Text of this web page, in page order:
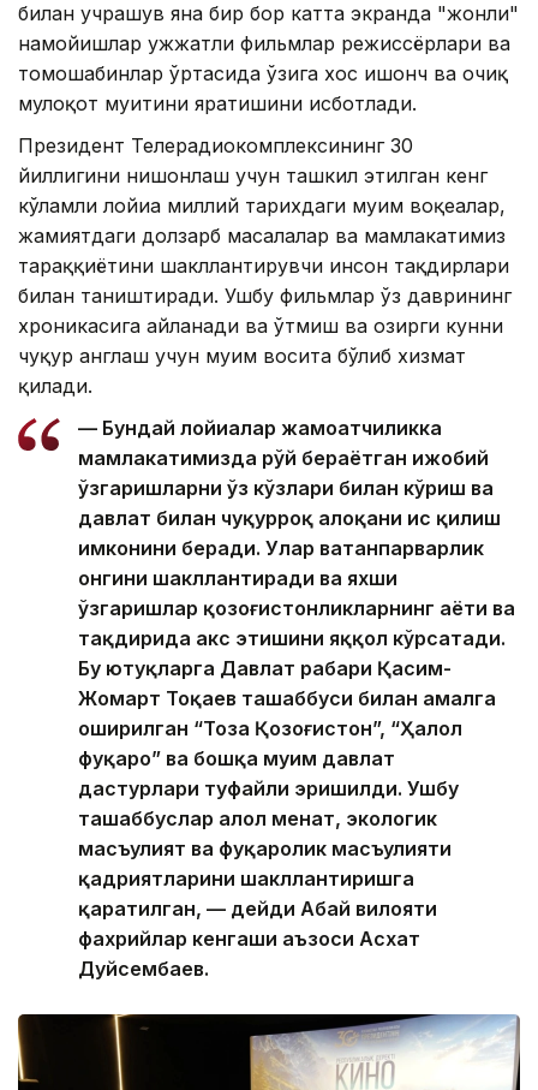
билан учрашув яна бир бор катта экранда "жонли"
намойишлар ҳужжатли фильмлар режиссёрлари ва
томошабинлар ўртасида ўзига хос ишонч ва очиқ
мулоқот муҳитини яратишини исботлади.
Президент Телерадиокомплексининг 30
йиллигини нишонлаш учун ташкил этилган кенг
кўламли лойиҳа миллий тарихдаги муҳим воқеалар,
жамиятдаги долзарб масалалар ва мамлакатимиз
тараққиётини шакллантирувчи инсон тақдирлари
билан таништиради. Ушбу фильмлар ўз даврининг
хроникасига айланади ва ўтмиш ва ҳозирги кунни
чуқур англаш учун муҳим восита бўлиб хизмат
қилади.
— Бундай лойиҳалар жамоатчиликка
мамлакатимизда рўй бераётган ижобий
ўзгаришларни ўз кўзлари билан кўриш ва
давлат билан чуқурроқ алоқани ҳис қилиш
имконини беради. Улар ватанпарварлик
онгини шакллантиради ва яхши
ўзгаришлар қозоғистонликларнинг ҳаёти ва
тақдирида акс этишини яққол кўрсатади.
Бу ютуқларга Давлат раҳбари Қасим-
Жомарт Тоқаев ташаббуси билан амалга
оширилган “Тоза Қозоғистон”, “Ҳалол
фуқаро” ва бошқа муҳим давлат
дастурлари туфайли эришилди. Ушбу
ташаббуслар ҳалол меҳнат, экологик
масъулият ва фуқаролик масъулияти
қадриятларини шакллантиришга
қаратилган, — дейди Абай вилояти
фахрийлар кенгаши аъзоси Асхат
Дуйсембаев.